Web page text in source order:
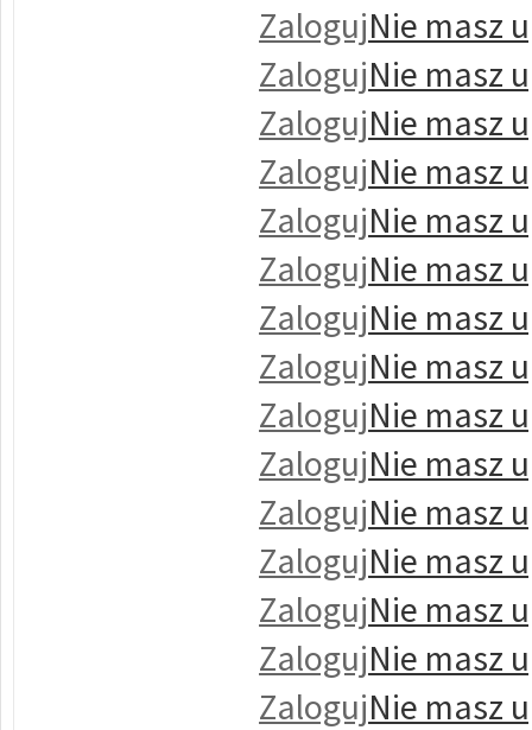
ZalogujNie masz
ZalogujNie masz
ZalogujNie masz
ZalogujNie masz
ZalogujNie masz
ZalogujNie masz
ZalogujNie masz
ZalogujNie masz
ZalogujNie masz
ZalogujNie masz
ZalogujNie masz
ZalogujNie masz
ZalogujNie masz
ZalogujNie masz
ZalogujNie masz